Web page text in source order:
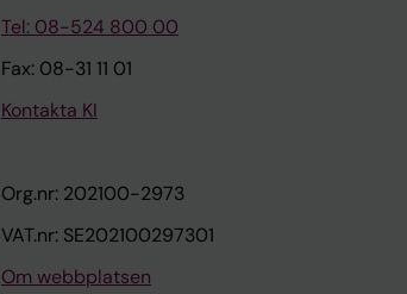
Tel: 08-524 800 00
Fax: 08-31 11 01
Kontakta KI
Org.nr: 202100-2973
VAT.nr: SE202100297301
Om webbplatsen